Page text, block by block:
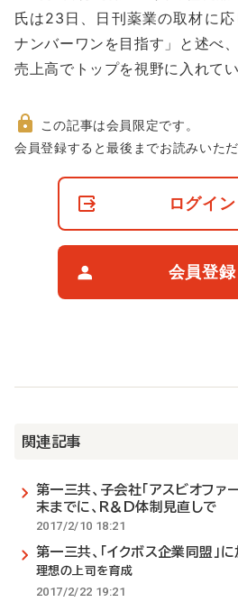
動氏は23日、日刊薬業の取材に
ナンバーワンを目指す」と述べ
売上高でトップを視野に入れて
非
この記事は会員限定です。
会員登録すると最後までお読みいただ
ログイン
会員登録
関連記事
第一三共、子会社「アスビオフ
末までに、R＆D体制見直しで
2017/2/10 18:21
第一三共、「イクボス企業同盟」
理想の上司を育成
2017/2/22 19:21